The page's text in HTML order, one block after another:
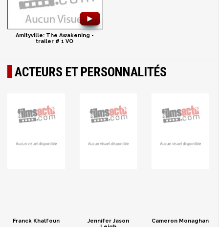
►
Amityville: The Awakening -
trailer # 1 VO
ACTEURS ET PERSONNALITÉS
Franck Khalfoun
Jennifer Jason
Cameron Monaghan